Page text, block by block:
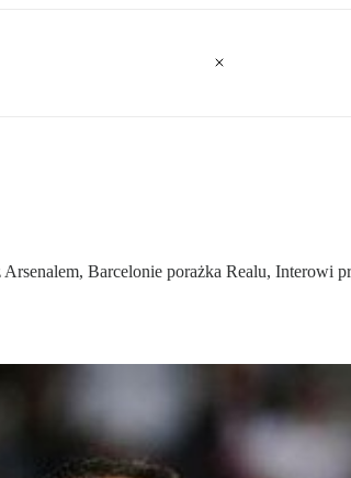
Barcelonie porażka Realu, Interowi